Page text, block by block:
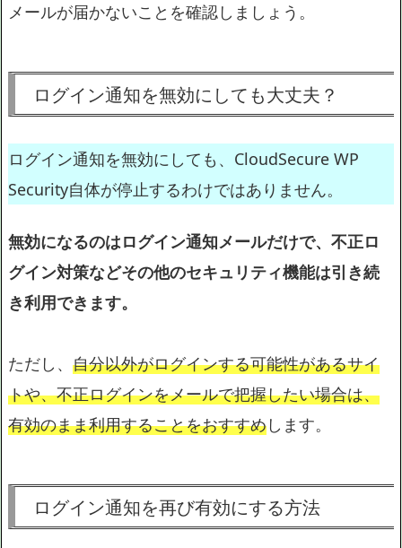
メールが届かないことを確認しましょう。
ログイン通知を無効にしても大丈夫？
ログイン通知を無効にしても、CloudSecure WP
Security自体が停止するわけではありません。
無効になるのはログイン通知メールだけで、不正ロ
グイン対策などその他のセキュリティ機能は引き続
き利用できます。
ただし、 自分以外がログインする可能性があるサイ
トや、不正ログインをメールで把握したい場合は、
有効のまま利用することをおすすめします。
ログイン通知を再び有効にする方法